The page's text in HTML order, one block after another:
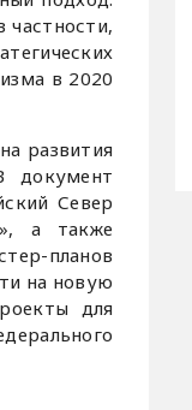
в 2020
развития
документ
Север
а также
планов
на новую
для